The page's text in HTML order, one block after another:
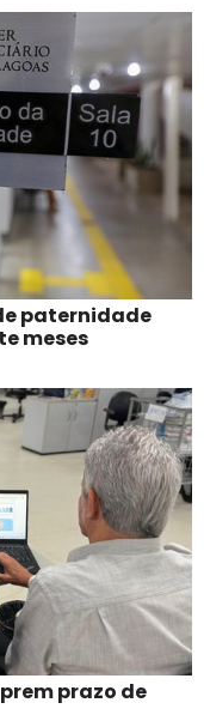
paternidade
meses
prazo de